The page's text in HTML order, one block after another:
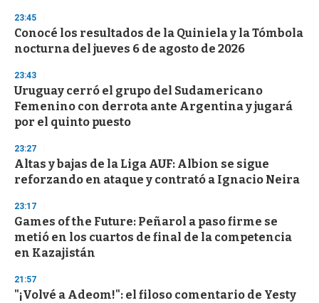
d
s
o
f
3
s
e
c
o
d
s
23:45
Conocé los resultados de la Quiniela y la Tómbola
nocturna del jueves 6 de agosto de 2026
23:43
Uruguay cerró el grupo del Sudamericano
Femenino con derrota ante Argentina y jugará
por el quinto puesto
23:27
Altas y bajas de la Liga AUF: Albion se sigue
reforzando en ataque y contrató a Ignacio Neira
23:17
Games of the Future: Peñarol a paso firme se
metió en los cuartos de final de la competencia
en Kazajistán
21:57
"¡Volvé a Adeom!": el filoso comentario de Yesty